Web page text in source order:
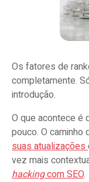
Os fatores de
completamente.
introdução.
O que acontece é
pouco. O caminho
suas atualizações
vez mais
hackingcom SEO.